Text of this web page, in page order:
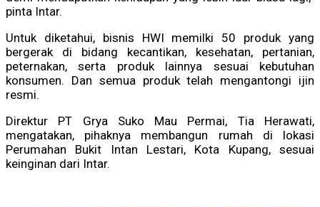
pinta Intar.
Untuk diketahui, bisnis HWI memilki 50 produk yang
bergerak di bidang kecantikan, kesehatan, pertanian,
peternakan, serta produk lainnya sesuai kebutuhan
konsumen. Dan semua produk telah mengantongi ijin
resmi.
Direktur PT Grya Suko Mau Permai, Tia Herawati,
mengatakan, pihaknya membangun rumah di lokasi
Perumahan Bukit Intan Lestari, Kota Kupang, sesuai
keinginan dari Intar.